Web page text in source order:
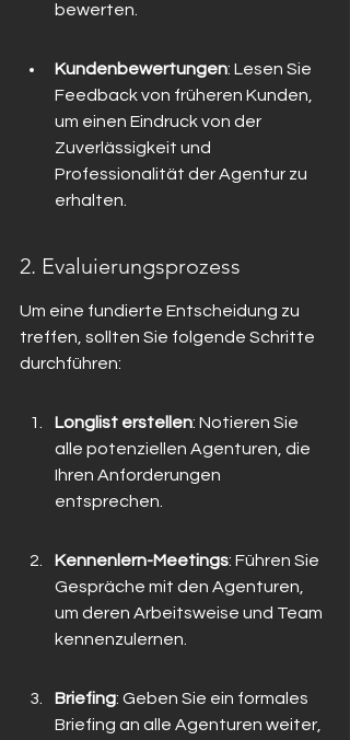
bewerten.
Kundenbewertungen: Lesen Sie
Feedback von früheren Kunden,
um einen Eindruck von der
Zuverlässigkeit und
Professionalität der Agentur zu
erhalten.
2. Evaluierungsprozess
Um eine fundierte Entscheidung zu
treffen, sollten Sie folgende Schritte
durchführen:
Longlist erstellen: Notieren Sie
alle potenziellen Agenturen, die
Ihren Anforderungen
entsprechen.
Kennenlern-Meetings: Führen Sie
Gespräche mit den Agenturen,
um deren Arbeitsweise und Team
kennenzulernen.
Briefing: Geben Sie ein formales
Briefing an alle Agenturen weiter,